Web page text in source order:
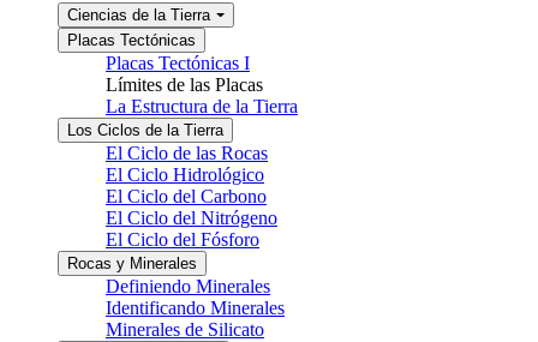
Ciencias de la Tierra
Placas Tectónicas
Placas Tectónicas I
Límites de las Placas
La Estructura de la Tierra
Los Ciclos de la Tierra
El Ciclo de las Rocas
El Ciclo Hidrológico
El Ciclo del Carbono
El Ciclo del Nitrógeno
El Ciclo del Fósforo
Rocas y Minerales
Definiendo Minerales
Identificando Minerales
Minerales de Silicato